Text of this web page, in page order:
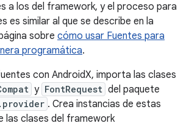
a los del framework, y el proceso para
es similar al que se describe en la
sobre cómo usar Fuentes para
programática.
con AndroidX, importa las clases
y FontRequest del paquete
. Crea instancias de estas
las clases del framework